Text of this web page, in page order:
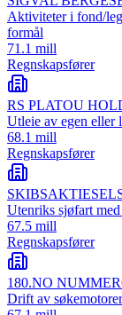
Aktiviteter i fond/
formål
71.1 mill
Regnskapsfører
RS PLATOU
Utleie av egen eller
68.1 mill
Regnskapsfører
Utenriks sjøfart
67.5 mill
Regnskapsfører
180.NO
Drift av søkemotorer